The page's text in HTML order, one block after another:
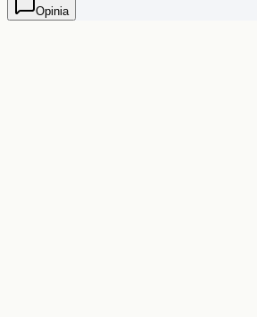
Opinia